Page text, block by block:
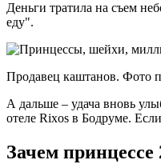
Деньги тратила на съем
еду".
Продавец каштанов. Фото
А дальше – удача вновь
отеле Rixos в Бодруме.
Зачем принцессе